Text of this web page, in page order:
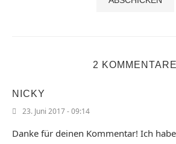
2 KOMMENTARE
NICKY
23. Juni 2017 - 09:14
Danke für deinen Kommentar! Ich